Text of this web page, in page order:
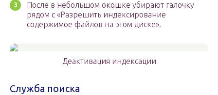
После в небольшом окошке убирают галочку
рядом с «Разрешить индексирование
содержимое файлов на этом диске».
Деактивация индексации
Служба поиска